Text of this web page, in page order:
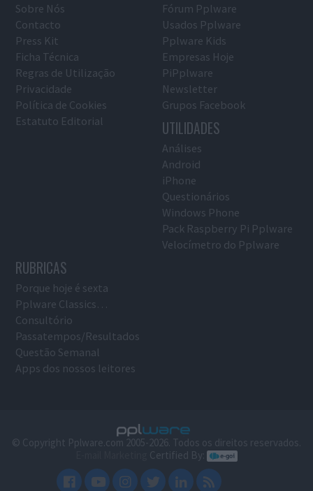
Sobre Nós
Contacto
Press Kit
Ficha Técnica
Regras de Utilização
Privacidade
Política de Cookies
Estatuto Editorial
Fórum Pplware
Usados Pplware
Pplware Kids
Empresas Hoje
PiPplware
Newsletter
Grupos Facebook
UTILIDADES
Análises
Android
iPhone
Questionários
Windows Phone
Pack Raspberry Pi Pplware
Velocímetro do Pplware
RUBRICAS
Porque hoje é sexta
Pplware Classics…
Consultório
Passatempos/Resultados
Questão Semanal
Apps dos nossos leitores
© Copyright Pplware.com 2005-2026. Todos os direitos reservados.
Certified By: